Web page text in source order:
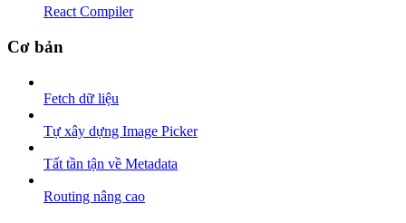
React Compiler
Cơ bản
Fetch dữ liệu
Tự xây dựng Image Picker
Tất tần tận về Metadata
Routing nâng cao